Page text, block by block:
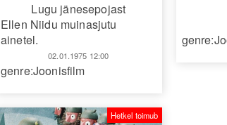
Lugu jänesepojast
Ellen Niidu muinasjutu
ainetel.
02.01.1975 12:00
genre:Joonisfilm
Hetkel toimub